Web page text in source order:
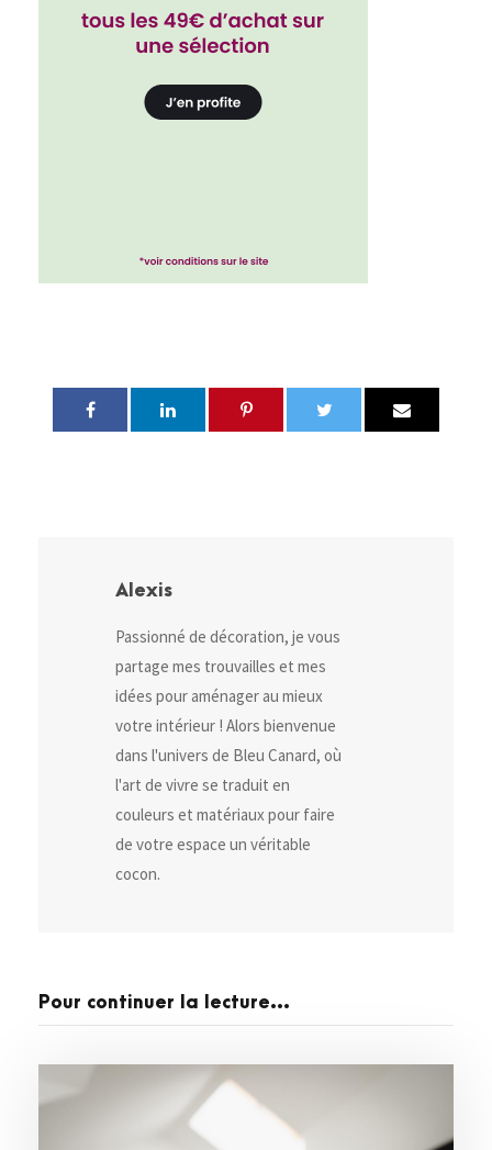
Alexis
Passionné de décoration, je vous
partage mes trouvailles et mes
idées pour aménager au mieux
votre intérieur ! Alors bienvenue
dans l'univers de Bleu Canard, où
l'art de vivre se traduit en
couleurs et matériaux pour faire
de votre espace un véritable
cocon.
Pour continuer la lecture...